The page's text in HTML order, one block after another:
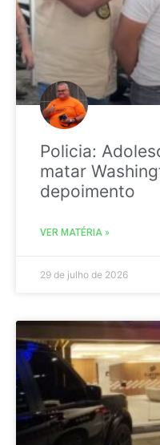
Policia:
matar
depoimento
VER MATÉRIA »
29 de julho de 2026